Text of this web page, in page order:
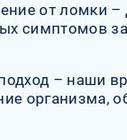
от ломки –
симптомов
– наши
организма,